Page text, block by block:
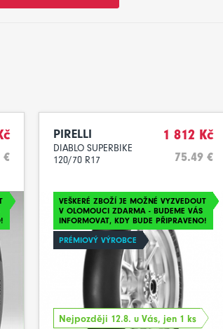
€
PIRELLI
DIABLO SUPERBIKE
120/70 R17
1 812 Kč
75.49 €
VEŠKERÉ ZBOŽÍ JE MOŽNÉ VYZVEDOUT
V OLOMOUCI ZDARMA - BUDEME VÁS
INFORMOVAT, KDY BUDE PŘIPRAVENO!
PRÉMIOVÝ VÝROBCE
Nejpozději 12.8. u Vás, jen 1 ks